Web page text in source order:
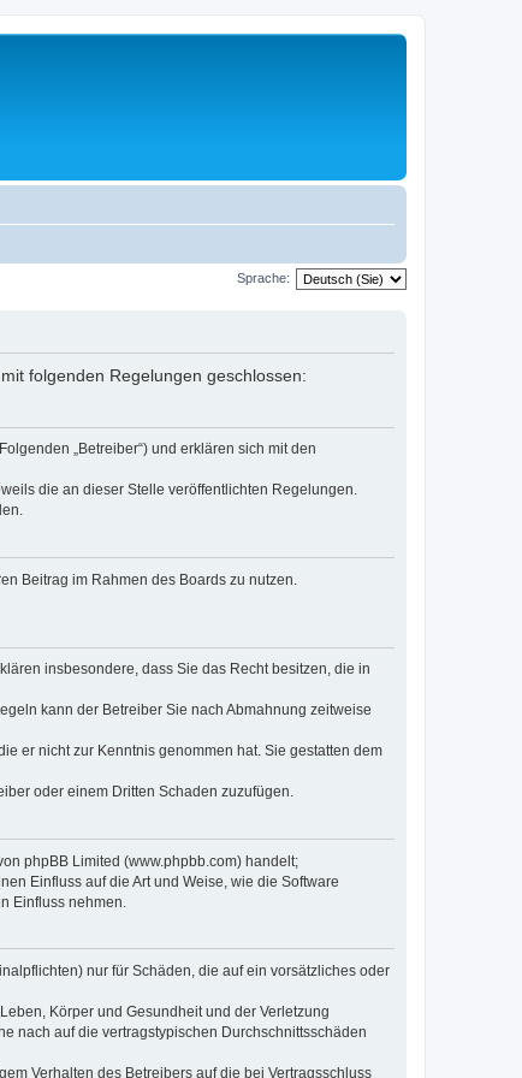
Sprache:
folgenden Regelungen geschlossen:
„Betreiber“) und erklären sich mit den
die an dieser Stelle veröffentlichten Regelungen.
Beitrag im Rahmen des Boards zu nutzen.
insbesondere, dass Sie das Recht besitzen, die in
kann der Betreiber Sie nach Abmahnung zeitweise
er nicht zur Kenntnis genommen hat. Sie gestatten dem
oder einem Dritten Schaden zuzufügen.
phpBB Limited (www.phpbb.com) handelt;
Einfluss auf die Art und Weise, wie die Software
Einfluss nehmen.
nur für Schäden, die auf ein vorsätzliches oder
Körper und Gesundheit und der Verletzung
nach auf die vertragstypischen Durchschnittsschäden
Verhalten des Betreibers auf die bei Vertragsschluss